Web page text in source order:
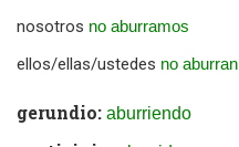
nosotros no aburramos
ellos/ellas/ustedes no aburran
gerundio: aburriendo